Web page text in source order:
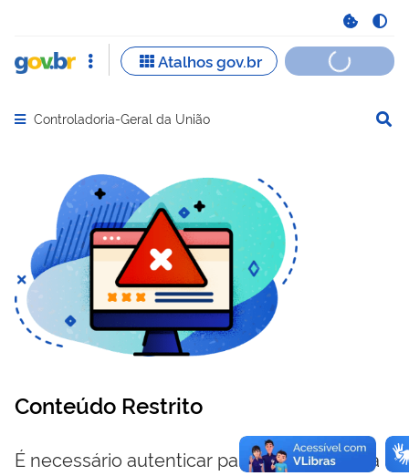
Abrir menu principal de navegação
Controladoria-Geral da União
Conteúdo Restrito
É necessário autenticar para visualizar essa